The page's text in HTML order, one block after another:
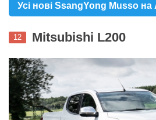
Усі нові SsangYong Musso на
12 Mitsubishi L200